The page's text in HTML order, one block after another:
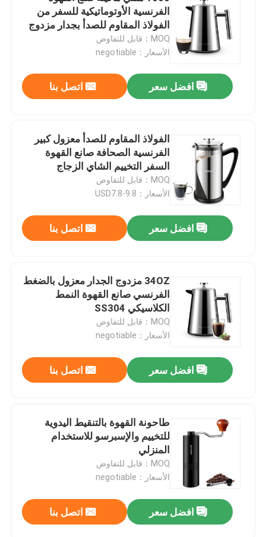
الفرنسية الأوتوماتيكية للسفر من
الفولاذ المقاوم للصدأ بجدار مزدوج
MOQ：قابل للتفاوض
الأسعار：negotiable
افضل سعر اتصل بنا
الفولاذ المقاوم للصدأ معزول كبير
الفرنسية الصحافة صانع القهوة
السفر التخييم الشاي الزجاج
الكلاسيكي
MOQ：قابل للتفاوض
الأسعار：USD7.8-9.8
افضل سعر اتصل بنا
34OZ مزدوج الجدار معزول بالضغط
الفرنسي صانع القهوة النمط
الكلاسيكي SS304
MOQ：قابل للتفاوض
الأسعار：negotiable
افضل سعر اتصل بنا
طاحونة القهوة بالتنقيط اليدوية
للتخييم والإسبرسو للاستخدام
المنزلي
MOQ：قابل للتفاوض
الأسعار：negotiable
افضل سعر اتصل بنا